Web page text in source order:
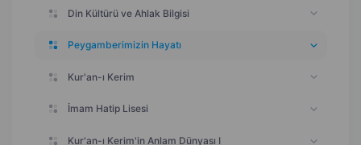
Din Kültürü ve Ahlak Bilgisi
Peygamberimizin Hayatı
Kur'an-ı Kerim
İmam Hatip Lisesi
Kur'an-ı Kerim'in Anlam Dünyası I